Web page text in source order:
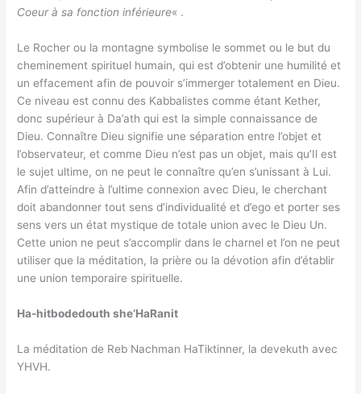
Coeur à sa fonction inférieure« .
Le Rocher ou la montagne symbolise le sommet ou le but du
cheminement spirituel humain, qui est d’obtenir une humilité et
un effacement afin de pouvoir s’immerger totalement en Dieu.
Ce niveau est connu des Kabbalistes comme étant Kether,
donc supérieur à Da’ath qui est la simple connaissance de
Dieu. Connaître Dieu signifie une séparation entre l’objet et
l’observateur, et comme Dieu n’est pas un objet, mais qu’Il est
le sujet ultime, on ne peut le connaître qu’en s’unissant à Lui.
Afin d’atteindre à l’ultime connexion avec Dieu, le cherchant
doit abandonner tout sens d’individualité et d’ego et porter ses
sens vers un état mystique de totale union avec le Dieu Un.
Cette union ne peut s’accomplir dans le charnel et l’on ne peut
utiliser que la méditation, la prière ou la dévotion afin d’établir
une union temporaire spirituelle.
Ha-hitbodedouth she’HaRanit
La méditation de Reb Nachman HaTiktinner, la devekuth avec
YHVH.